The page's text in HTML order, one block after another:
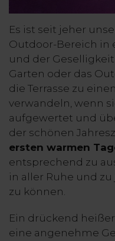
Es ist seit jeher
Outdoor-Bereich in
und der
Garten oder das
die Terrasse zu
verwandeln, wenn
aufgewertet und
der schönen
ersten warmen
entsprechend zu
in aller Ruhe und
zu können.
Ein drückend
eine angenehme